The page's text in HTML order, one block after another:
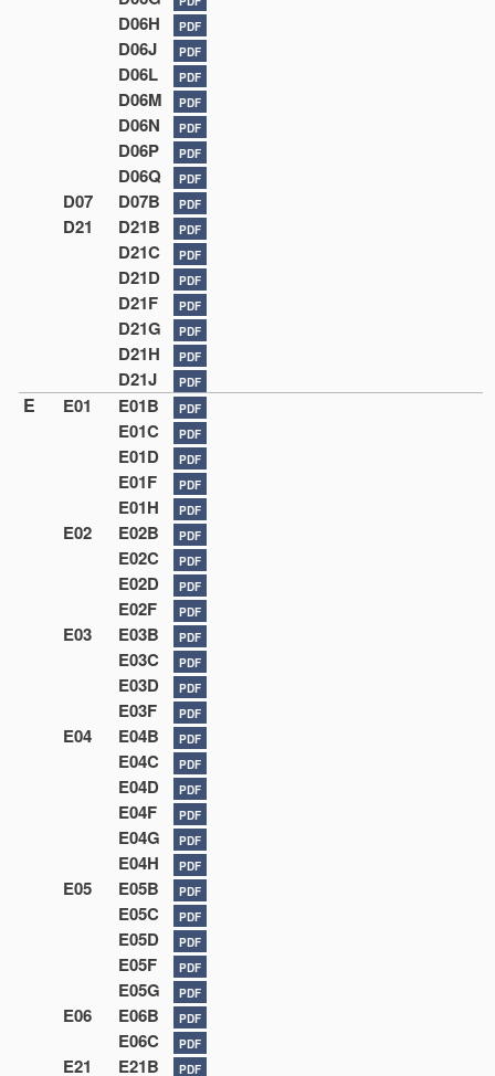
D06H PDF
D06J PDF
D06L PDF
D06M PDF
D06N PDF
D06P PDF
D06Q PDF
D07 D07B PDF
D21 D21B PDF
D21C PDF
D21D PDF
D21F PDF
D21G PDF
D21H PDF
D21J PDF
E E01 E01B PDF
E01C PDF
E01D PDF
E01F PDF
E01H PDF
E02 E02B PDF
E02C PDF
E02D PDF
E02F PDF
E03 E03B PDF
E03C PDF
E03D PDF
E03F PDF
E04 E04B PDF
E04C PDF
E04D PDF
E04F PDF
E04G PDF
E04H PDF
E05 E05B PDF
E05C PDF
E05D PDF
E05F PDF
E05G PDF
E06 E06B PDF
E06C PDF
E21 E21B PDF